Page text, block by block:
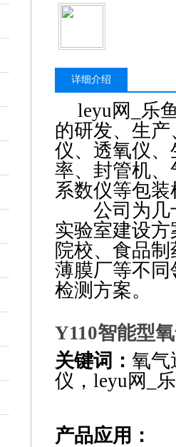
详细介绍
leyu网_乐
的研发、生
仪、透氧仪、
率、封管机
系数仪等包装
公司为几十
实验室建设
院校、食品
薄膜厂等不
检测方案。
Y110智能型
关键词： 氧气
仪，leyu网_
产品应用：